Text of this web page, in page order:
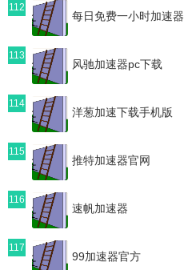
112
每日免费一小时加速器
113
风驰加速器pc下载
114
洋葱加速下载手机版
115
推特加速器官网
116
速帆加速器
117
99加速器官方